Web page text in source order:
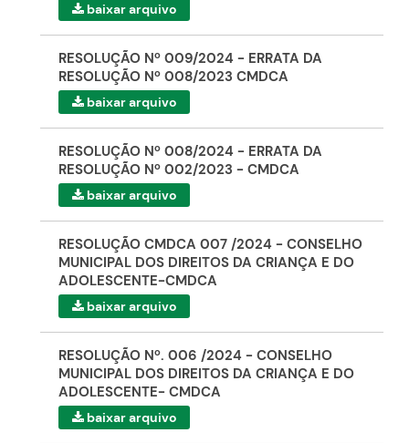
baixar arquivo
RESOLUÇÃO Nº 009/2024 - ERRATA DA
RESOLUÇÃO Nº 008/2023 CMDCA
baixar arquivo
RESOLUÇÃO Nº 008/2024 - ERRATA DA
RESOLUÇÃO Nº 002/2023 - CMDCA
baixar arquivo
RESOLUÇÃO CMDCA 007 /2024 - CONSELHO
MUNICIPAL DOS DIREITOS DA CRIANÇA E DO
ADOLESCENTE-CMDCA
baixar arquivo
RESOLUÇÃO Nº. 006 /2024 - CONSELHO
MUNICIPAL DOS DIREITOS DA CRIANÇA E DO
ADOLESCENTE- CMDCA
baixar arquivo